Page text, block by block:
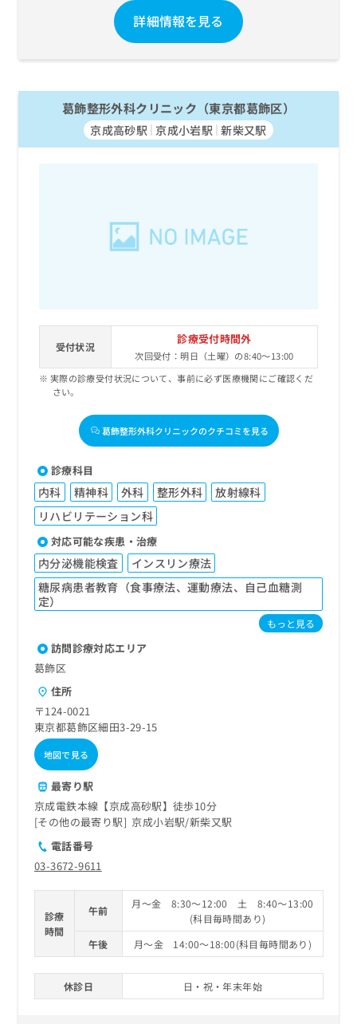
詳細情報を見る
葛飾整形外科クリニック（東京都葛飾区）
京成高砂駅 京成小岩駅 新柴又駅
受付状況
診療受付時間外
次回受付：明日（土曜）の8:40～13:00
実際の診療受付状況について、事前に必ず医療機関にご確認くだ
さい。
葛飾整形外科クリニックのクチコミを見る
診療科目
内科 精神科 外科 整形外科
放射線科
リハビリテーション科
対応可能な疾患・治療
内分泌機能検査
インスリン療法
糖尿病患者教育（食事療法、運動療法、自己血糖測
定）
もっと見る
訪問診療対応エリア
葛飾区
住所
〒124-0021
東京都葛飾区細田3-29-15
地図で見る
最寄り駅
京成電鉄本線【京成高砂駅】徒歩10分
その他の最寄り駅
京成小岩駅 新柴又駅
電話番号
03-3672-9611
診療
時間
午前
月～金 8:30～12:00 土 8:40～13:00
(科目毎時間あり)
午後
月～金 14:00～18:00(科目毎時間あり)
休診日 日・祝・年末年始